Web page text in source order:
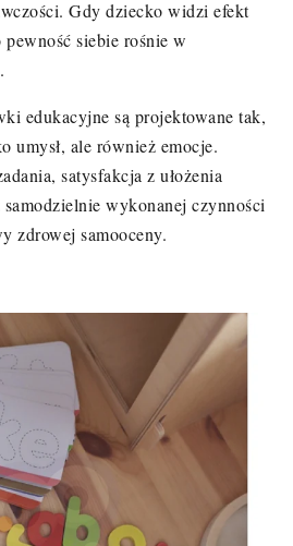
Gdy dziecko widzi efekt
pewność siebie rośnie w
edukacyjne są projektowane tak,
umysł, ale również emocje.
satysfakcja z ułożenia
wykonanej czynności
zdrowej samooceny.